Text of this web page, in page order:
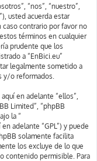
“nos”, “nuestro”,
usted acuerda estar
contrario por favor no
términos en cualquier
prudente que los
a “EnBici.eu”
legalmente sometido a
y/o reformados.
en adelante “ellos”,
Limited”, “phpBB
la “
en adelante “GPL”) y puede
solamente facilita
los excluye de lo que
contenido permisible. Para